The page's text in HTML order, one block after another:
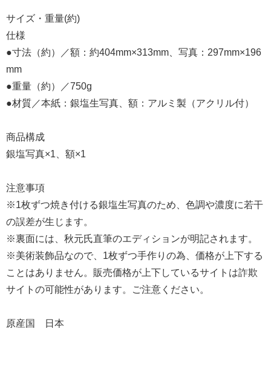
サイズ・重量(約)
仕様
●寸法（約）／額：約404mm×313mm、写真：297mm×196
mm
●重量（約）／750g
●材質／本紙：銀塩生写真、額：アルミ製（アクリル付）
商品構成
銀塩写真×1、額×1
注意事項
※1枚ずつ焼き付ける銀塩生写真のため、色調や濃度に若干
の誤差が生じます。
※裏面には、秋元氏直筆のエディションが明記されます。
※美術装飾品なので、1枚ずつ手作りの為、価格が上下する
ことはありません。販売価格が上下しているサイトは詐欺
サイトの可能性があります。ご注意ください。
原産国 日本